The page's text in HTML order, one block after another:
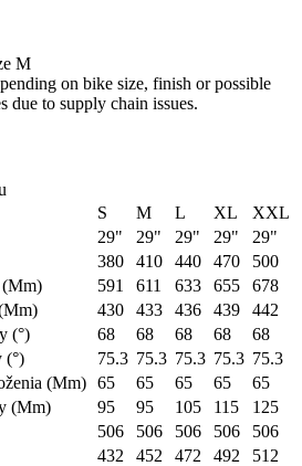
M
on bike size, finish or possible
due to supply chain issues.
S M L XL
XXL
29" 29" 29" 29"
29"
380 410 440 470
500
(Mm)
591 611 633 655
678
430 433 436 439
442
(°)
68 68 68 68
68
(°)
75.3 75.3 75.3 75.3 75.3
(Mm) 65 65 65 65
65
(Mm)
95 95 105 115
125
506 506 506 506
506
432 452 472 492
512